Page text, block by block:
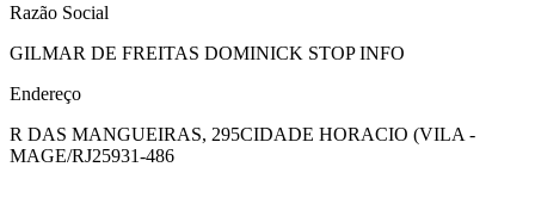
Razão Social
GILMAR DE FREITAS DOMINICK STOP INFO
Endereço
R DAS MANGUEIRAS, 295CIDADE HORACIO (VILA -
MAGE/RJ25931-486